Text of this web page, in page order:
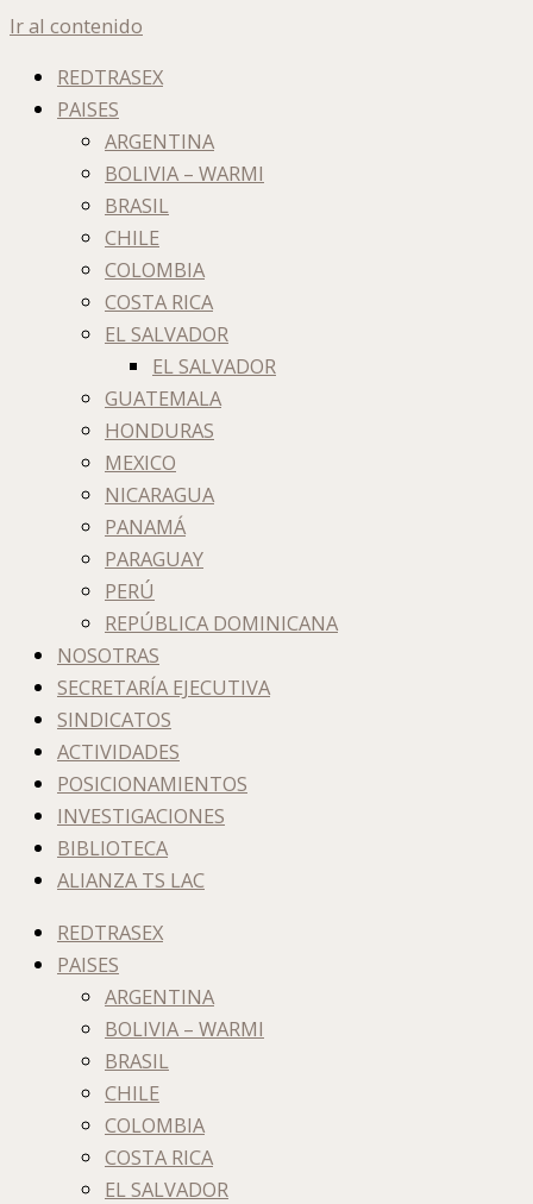
Ir al contenido
REDTRASEX
PAISES
ARGENTINA
BOLIVIA – WARMI
BRASIL
CHILE
COLOMBIA
COSTA RICA
EL SALVADOR
EL SALVADOR
GUATEMALA
HONDURAS
MEXICO
NICARAGUA
PANAMÁ
PARAGUAY
PERÚ
REPÚBLICA DOMINICANA
NOSOTRAS
SECRETARÍA EJECUTIVA
SINDICATOS
ACTIVIDADES
POSICIONAMIENTOS
INVESTIGACIONES
BIBLIOTECA
ALIANZA TS LAC
REDTRASEX
PAISES
ARGENTINA
BOLIVIA – WARMI
BRASIL
CHILE
COLOMBIA
COSTA RICA
EL SALVADOR